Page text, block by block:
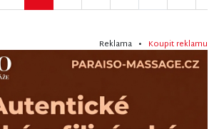
Reklama • Koupit reklamu